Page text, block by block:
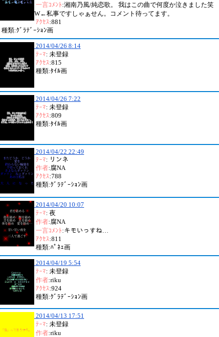
一言ｺﾒﾝﾄ:湘南乃風/純恋歌。 我はこの曲で何度か泣きました笑
W←私事ですしゃぁせん。コメント待ってます。
ｱｸｾｽ:881
種類:ｸﾞﾗﾃﾞｰｼｮﾝ画
2014/04/26 8:14
ﾃｰﾏ: 未登録
ｱｸｾｽ:815
種類:ﾀｲﾙ画
2014/04/26 7:22
ﾃｰﾏ: 未登録
ｱｸｾｽ:809
種類:ﾀｲﾙ画
2014/04/22 22:49
ﾃｰﾏ: リンネ
作者:腐NA
ｱｸｾｽ:788
種類:ｸﾞﾗﾃﾞｰｼｮﾝ画
2014/04/20 10:07
ﾃｰﾏ: 夜
作者:腐NA
一言ｺﾒﾝﾄ:キモいっすね…
ｱｸｾｽ:811
種類:ﾊﾟﾈｪ画
2014/04/19 5:54
ﾃｰﾏ: 未登録
作者:riku
ｱｸｾｽ:924
種類:ｸﾞﾗﾃﾞｰｼｮﾝ画
2014/04/13 17:51
ﾃｰﾏ: 未登録
作者:riku